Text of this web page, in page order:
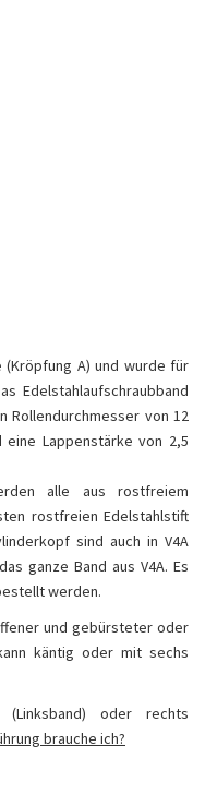
(Kröpfung A) und wurde für
Edelstahlaufschraubband
Rollendurchmesser von 12
Lappenstärke von 2,5
alle aus rostfreiem
rostfreien Edelstahlstift
sind auch in V4A
ganze Band aus V4A. Es
werden.
und gebürsteter oder
käntig oder mit sechs
oder rechts
brauche ich?